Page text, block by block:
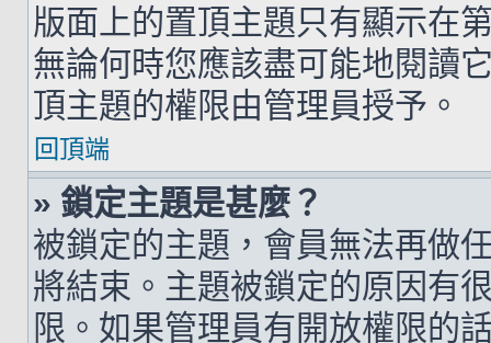
版面上的置頂主題只有顯示在
無論何時您應該盡可能地閱讀
頂主題的權限由管理員授予。
回頂端
» 鎖定主題是甚麼？
被鎖定的主題，會員無法再做
將結束。主題被鎖定的原因有
限。如果管理員有開放權限的